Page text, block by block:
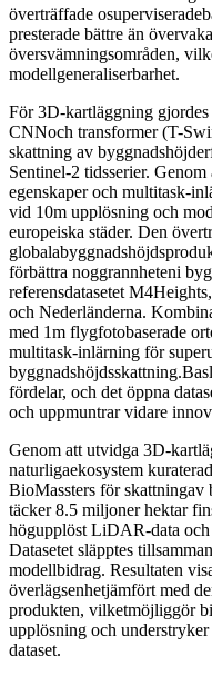
överträffade
presterade bättre än
översvämningsområden,
modellgeneraliserbarhet.
För 3D-kartläggning
CNNoch transformer (T-
skattning av
Sentinel-2 tidsserier.
egenskaper och multitask-
vid 10m upplösning och
europeiska städer. Den
förbättra noggrannheteni
referensdatasetet
och Nederländerna.
med 1m flygfotobaserade
multitask-inlärning för
fördelar, och det öppna
och uppmuntrar vidare
Genom att utvidga 3D-
naturligaekosystem
BioMassters för skattningav
täcker 8.5 miljoner hektar
högupplöst LiDAR-data
Datasetet släpptes
modellbidrag. Resultaten
överlägsenhetjämfört med
produkten, vilketmöjliggör
upplösning och
dataset.